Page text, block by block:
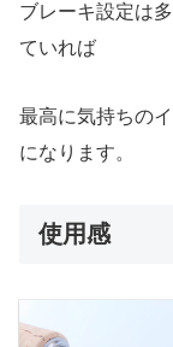
ブレーキ設定は
ていれば
最高に気持ちの
になります。
使用感